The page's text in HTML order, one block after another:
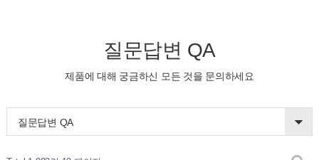
질문답변 QA
제품에 대해 궁금하신 모든 것을 문의하세요
질문답변 QA